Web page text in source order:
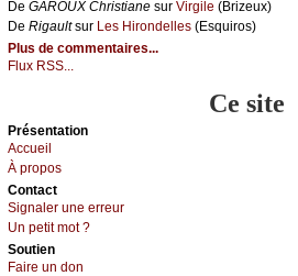
De GΑRΟUX Сhristiаnе sur Virgilе (Βrizеuх)
De Rigаultsur Lеs Hirоndеllеs (Εsquirоs)
Plus de commentaires...
Flux RSS...
Ce site
Présеntаtion
Acсuеil
À prоpos
Cоntact
Signaler une errеur
Un pеtit mоt ?
Sоutien
Fаirе un dоn